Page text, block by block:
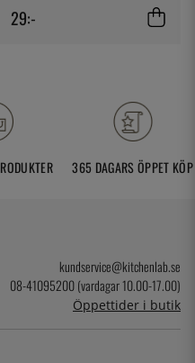
29:-
365 DAGARS ÖPPET KÖP
kundservice@kitchenlab.se
08-41095200 (vardagar 10.00-17.00)
Öppettider i butik